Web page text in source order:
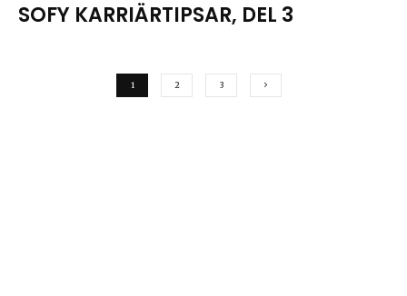
SOFY KARRIÄRTIPSAR, DEL 3
1 2 3